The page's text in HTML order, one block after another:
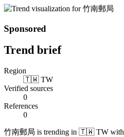
Sponsored
Trend brief
Region
🇹🇼 TW
Verified sources
0
References
0
竹南郵局 is trending in 🇹🇼 TW with